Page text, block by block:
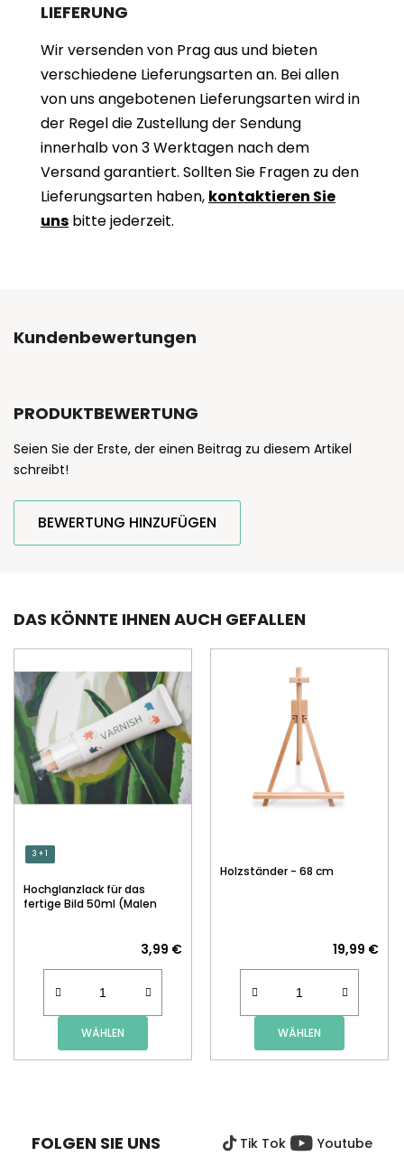
LIEFERUNG
Wir versenden von Prag aus und bieten
verschiedene Lieferungsarten an. Bei allen
von uns angebotenen Lieferungsarten wird in
der Regel die Zustellung der Sendung
innerhalb von 3 Werktagen nach dem
Versand garantiert. Sollten Sie Fragen zu den
Lieferungsarten haben, kontaktieren Sie
uns bitte jederzeit.
Kundenbewertungen
PRODUKTBEWERTUNG
Seien Sie der Erste, der einen Beitrag zu diesem Artikel
schreibt!
BEWERTUNG HINZUFÜGEN
DAS KÖNNTE IHNEN AUCH GEFALLEN
3 + 1
Hochglanzlack für das
fertige Bild 50ml (Malen
3,99 €
WÄHLEN
Holzständer - 68 cm
19,99 €
WÄHLEN
FOLGEN SIE UNS Tik Tok Youtube